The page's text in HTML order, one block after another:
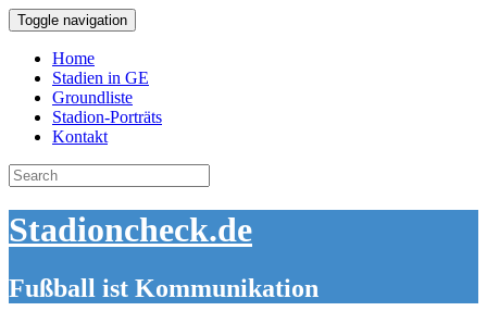
Toggle navigation
Home
Stadien in GE
Groundliste
Stadion-Porträts
Kontakt
Search
for:
Stadioncheck.de
Fußball ist Kommunikation